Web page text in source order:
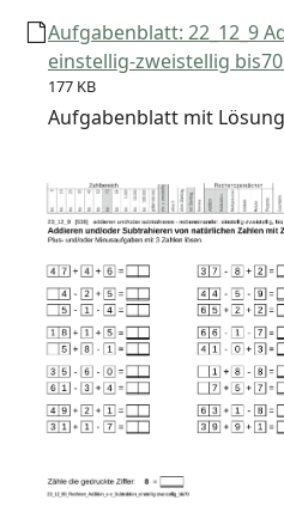
Aufgabenblatt: 22_12_9
einstellig-zweistellig
177 KB
Aufgabenblatt mit